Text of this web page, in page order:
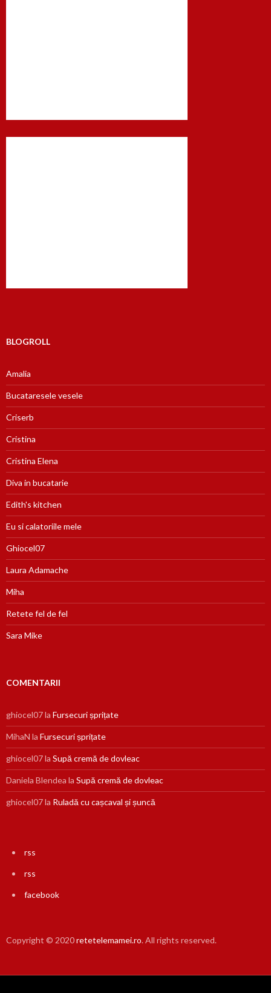
BLOGROLL
Amalia
Bucataresele vesele
Criserb
Cristina
Cristina Elena
Diva in bucatarie
Edith's kitchen
Eu si calatoriile mele
Ghiocel07
Laura Adamache
Miha
Retete fel de fel
Sara Mike
COMENTARII
ghiocel07la Fursecuri șprițate
MihaN la Fursecuri șprițate
ghiocel07la Supă cremă de dovleac
Daniela Blendea la Supă cremă de dovleac
ghiocel07la Ruladă cu cașcaval și șuncă
rss
rss
facebook
Copyright © 2020retetelemamei.ro. All rights reserved.